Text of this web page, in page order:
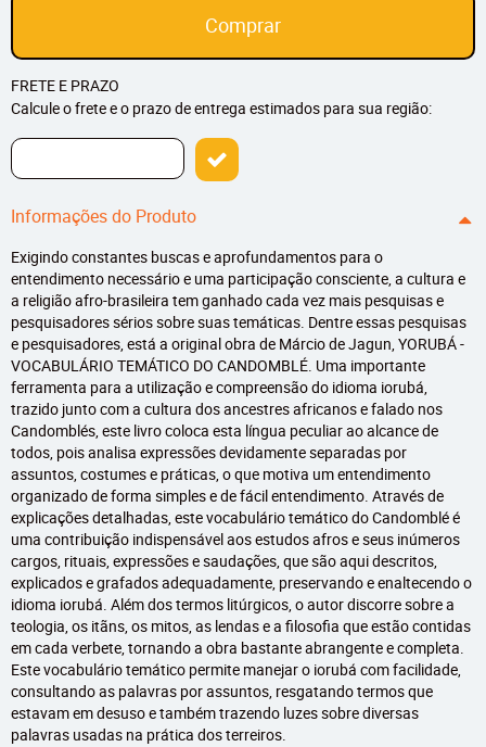
Comprar
FRETE E PRAZO
Calcule o frete e o prazo de entrega estimados para sua região:
Informações do Produto
Exigindo constantes buscas e aprofundamentos para o
entendimento necessário e uma participação consciente, a cultura e
a religião afro-brasileira tem ganhado cada vez mais pesquisas e
pesquisadores sérios sobre suas temáticas. Dentre essas pesquisas
e pesquisadores, está a original obra de Márcio de Jagun, YORUBÁ -
VOCABULÁRIO TEMÁTICO DO CANDOMBLÉ. Uma importante
ferramenta para a utilização e compreensão do idioma iorubá,
trazido junto com a cultura dos ancestres africanos e falado nos
Candomblés, este livro coloca esta língua peculiar ao alcance de
todos, pois analisa expressões devidamente separadas por
assuntos, costumes e práticas, o que motiva um entendimento
organizado de forma simples e de fácil entendimento. Através de
explicações detalhadas, este vocabulário temático do Candomblé é
uma contribuição indispensável aos estudos afros e seus inúmeros
cargos, rituais, expressões e saudações, que são aqui descritos,
explicados e grafados adequadamente, preservando e enaltecendo o
idioma iorubá. Além dos termos litúrgicos, o autor discorre sobre a
teologia, os itãns, os mitos, as lendas e a filosofia que estão contidas
em cada verbete, tornando a obra bastante abrangente e completa.
Este vocabulário temático permite manejar o iorubá com facilidade,
consultando as palavras por assuntos, resgatando termos que
estavam em desuso e também trazendo luzes sobre diversas
palavras usadas na prática dos terreiros.